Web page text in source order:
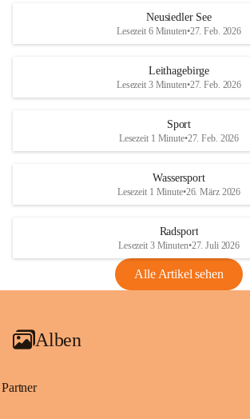
S
und den daraus folgenden wirtschaftlichen
Maßnahmen zur Bekämpfung
Rebe und der Amerikanischen
Anhang VBl. EU Nr. 18
1 Seite•1,4 MB
VBl. EU Nr. 18_2026
r
S
Neusiedler See
Lesezeit 6 Minuten•27. Feb. 2026
Leithagebirge
Lesezeit 3 Minuten•27. Feb. 2026
Sport
Lesezeit 1 Minute•27. Feb. 2026
Wassersport
Lesezeit 1 Minute•26. März 2026
Radsport
Lesezeit 3 Minuten•27. Juli 2026
Alle Artikel sehen
Alben
Partner